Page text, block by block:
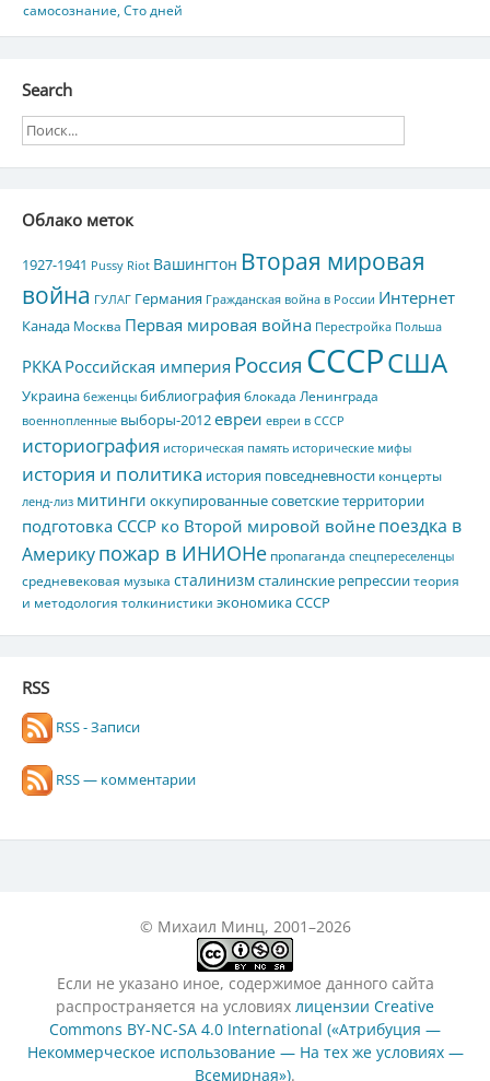
самосознание,Сто дней
Search
Облако меток
1927-1941 Pussy Riot Вашингтон Вторая мировая
война ГУЛАГ Германия Гражданская война в России Интернет
Канада Москва Первая мировая война Перестройка Польша
РККА Российская империя Россия СССРСША
Украина беженцы библиография блокада Ленинграда
военнопленные выборы-2012евреи евреи в СССР
историография историческая память исторические мифы
история и политика история повседневности концерты
ленд-лиз митинги оккупированные советские территории
подготовка СССР ко Второй мировой войнепоездка в
Америкупожар в ИНИОНе пропаганда спецпереселенцы
средневековая музыка сталинизмсталинские репрессиитеория
и методология толкинистики экономика СССР
RSS
RSS - Записи
RSS — комментарии
© Михаил Минц, 2001–2026
Если не указано иное, содержимое данного сайта
распространяется на условиях лицензии Creative
Commons BY-NC-SA 4.0 International («Атрибуция —
Некоммерческое использование — На тех же условиях —
Всемирная»).